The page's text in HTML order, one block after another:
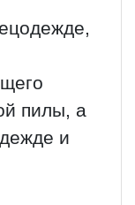
пилы, а
и